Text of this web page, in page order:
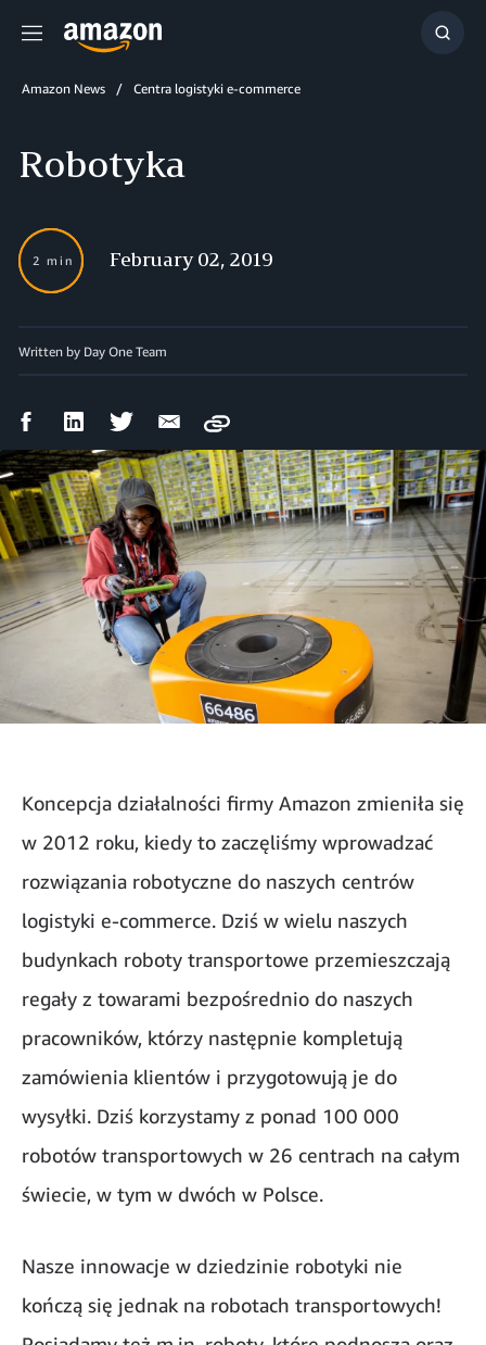
Menu
Show
Amazon News Centra logistyki e-commerce
Robotyka
2 min February 02, 2019
Written by Day One Team
FacebookLinkedIn Twitter Email
Copy
Koncepcja działalności firmy Amazon zmieniła się
w 2012 roku, kiedy to zaczęliśmy wprowadzać
rozwiązania robotyczne do naszych centrów
logistyki e-commerce. Dziś w wielu naszych
budynkach roboty transportowe przemieszczają
regały z towarami bezpośrednio do naszych
pracowników, którzy następnie kompletują
zamówienia klientów i przygotowują je do
wysyłki. Dziś korzystamy z ponad 100 000
robotów transportowych w 26 centrach na całym
świecie, w tym w dwóch w Polsce.
Nasze innowacje w dziedzinie robotyki nie
kończą się jednak na robotach transportowych!